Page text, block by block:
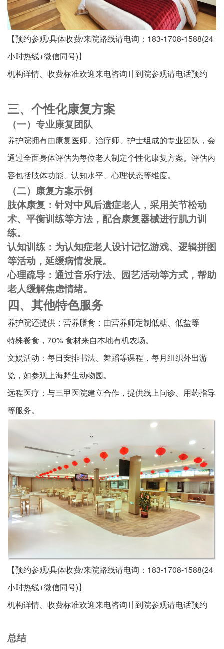
【预约参观/具体收费/来院路线请电询：183-1708-1588(24
小时热线+微信同号)】
机构详情、收费标准欢迎来电咨询〢到院参观请电话预约
三、个性化康复方案
（一）专业康复团队
养护院拥有由康复医师、治疗师、护士组成的专业团队，会
通过全面身体评估为每位老人制定个性化康复方案。评估内
容包括肢体功能、认知水平、心理状态等维度。
（二）康复方案示例
肢体康复：针对中风后遗症老人，采用关节松动
术、平衡训练等方法，配合康复器械进行肌力训
练。
认知训练：为认知症老人设计记忆游戏、逻辑拼图
等活动，延缓病情发展。
心理疏导：通过音乐疗法、园艺活动等方式，帮助
老人缓解焦虑情绪。
四、其他特色服务
养护院还提供：营养膳食：由营养师定制低糖、低盐等
特殊餐食，70% 食材来自本地有机农场。
文娱活动：每日安排书法、舞蹈等课程，每月组织外出游
览，如参观上海野生动物园。
远程医疗：与三甲医院建立合作，提供线上问诊、用药指导
等服务。
【预约参观/具体收费/来院路线请电询：183-1708-1588(24
小时热线+微信同号)】
机构详情、收费标准欢迎来电咨询〢到院参观请电话预约
总结